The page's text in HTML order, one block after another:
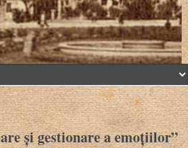
și gestionare a emoțiilor”